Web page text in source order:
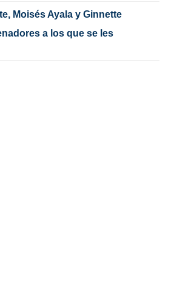
Moisés Ayala y Ginnette
a los que se les